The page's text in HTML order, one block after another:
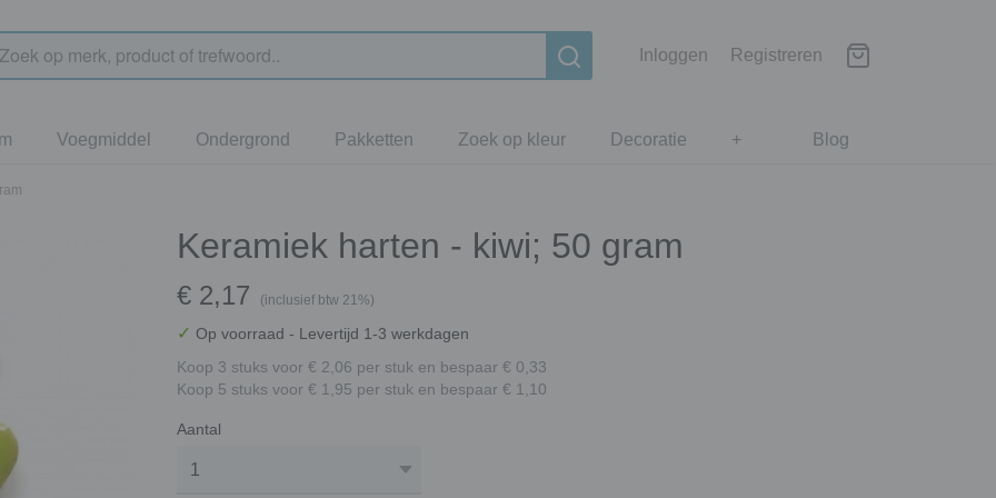
Inloggen Registreren
Blog
Voegmiddel Ondergrond Pakketten Zoek op kleur Decoratie +
Keramiek harten - kiwi; 50 gram
€ 2,17 (inclusief btw 21%)
✓ Op voorraad - Levertijd 1-3 werkdagen
Koop 3 stuks voor € 2,06 per stuk en bespaar € 0,33
Koop 5 stuks voor € 1,95 per stuk en bespaar € 1,10
Aantal